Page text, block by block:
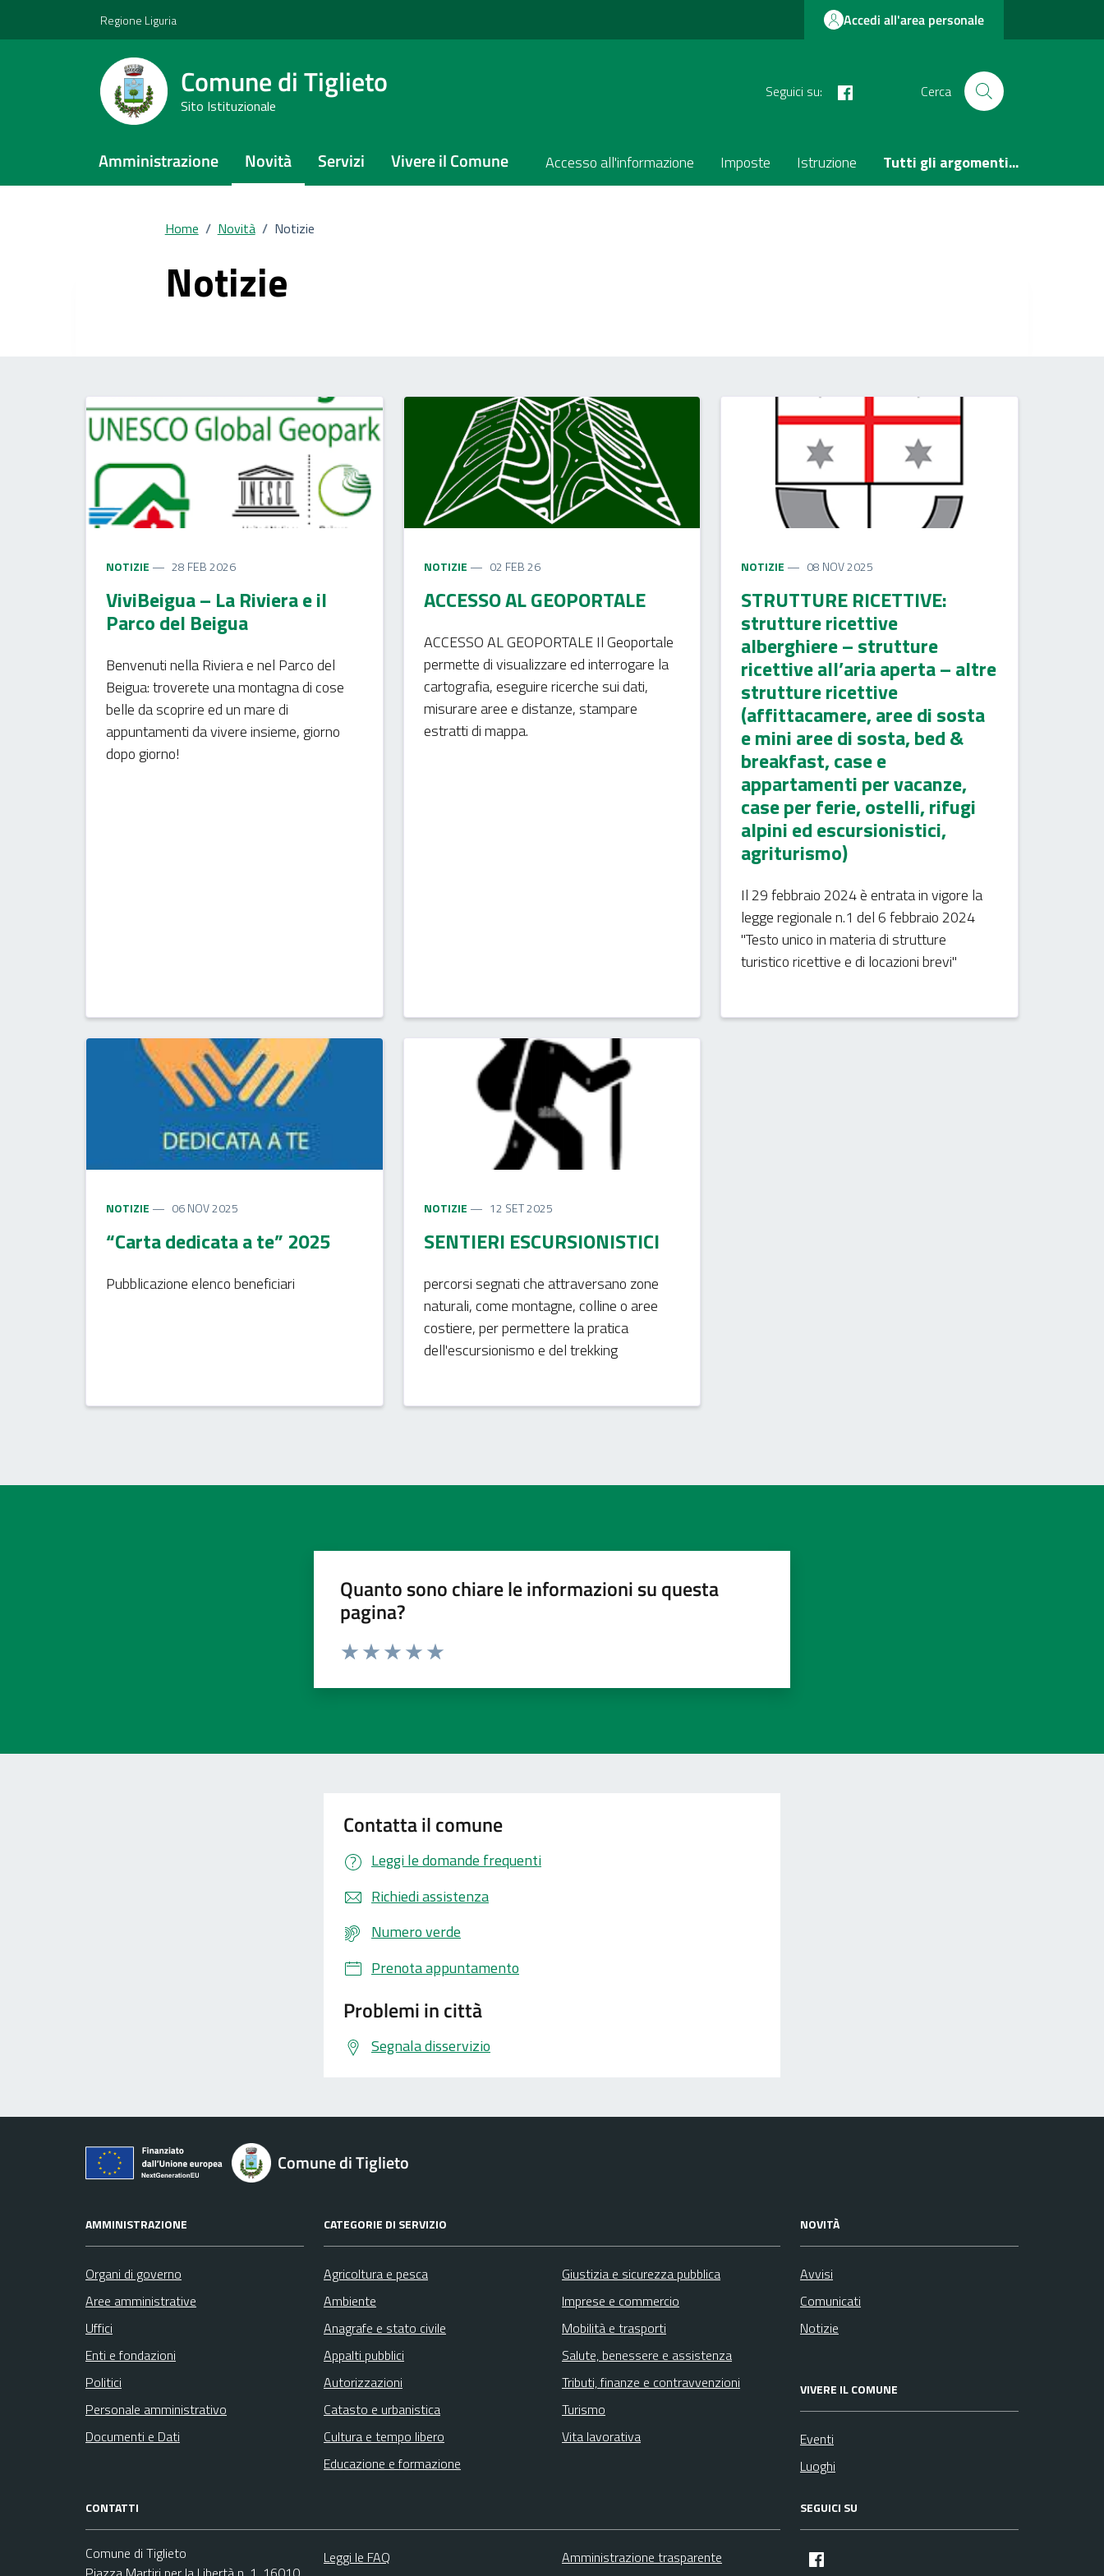
Regione Liguria Accedi all'area personale
Comune di Tiglieto
Sito Istituzionale
Seguici su: Cerca
Amministrazione Novità Servizi Vivere il Comune Accesso all'informazione Imposte Istruzione Tutti gli argomenti...
Home / Novità / Notizie
Notizie
NOTIZIE 28 FEB 2026
ViviBeigua – La Riviera e il
Parco del Beigua
Benvenuti nella Riviera e nel Parco del
Beigua: troverete una montagna di cose
belle da scoprire ed un mare di
appuntamenti da vivere insieme, giorno
dopo giorno!
NOTIZIE 02 FEB 26
ACCESSO AL GEOPORTALE
ACCESSO AL GEOPORTALE Il Geoportale
permette di visualizzare ed interrogare la
cartografia, eseguire ricerche sui dati,
misurare aree e distanze, stampare
estratti di mappa.
NOTIZIE 08 NOV 2025
STRUTTURE RICETTIVE:
strutture ricettive
alberghiere – strutture
ricettive all’aria aperta – altre
strutture ricettive
(affittacamere, aree di sosta
e mini aree di sosta, bed &
breakfast, case e
appartamenti per vacanze,
case per ferie, ostelli, rifugi
alpini ed escursionistici,
agriturismo)
Il 29 febbraio 2024 è entrata in vigore la
legge regionale n.1 del 6 febbraio 2024
"Testo unico in materia di strutture
turistico ricettive e di locazioni brevi"
NOTIZIE 06 NOV 2025
“Carta dedicata a te” 2025
Pubblicazione elenco beneficiari
NOTIZIE 12 SET 2025
SENTIERI ESCURSIONISTICI
percorsi segnati che attraversano zone
naturali, come montagne, colline o aree
costiere, per permettere la pratica
dell'escursionismo e del trekking
Quanto sono chiare le informazioni su questa
pagina?
Contatta il comune
Leggi le domande frequenti
Richiedi assistenza
Numero verde
Prenota appuntamento
Problemi in città
Segnala disservizio
Comune di Tiglieto
AMMINISTRAZIONE
Organi di governo
Aree amministrative
Uffici
Enti e fondazioni
Politici
Personale amministrativo
Documenti e Dati
CATEGORIE DI SERVIZIO
Agricoltura e pesca
Ambiente
Anagrafe e stato civile
Appalti pubblici
Autorizzazioni
Catasto e urbanistica
Cultura e tempo libero
Educazione e formazione
Giustizia e sicurezza pubblica
Imprese e commercio
Mobilità e trasporti
Salute, benessere e assistenza
Tributi, finanze e contravvenzioni
Turismo
Vita lavorativa
NOVITÀ
Avvisi
Comunicati
Notizie
VIVERE IL COMUNE
Eventi
Luoghi
CONTATTI
Comune di Tiglieto
Leggi le FAQ
Amministrazione trasparente
SEGUICI SU